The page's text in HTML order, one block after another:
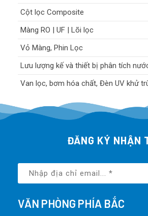
Cột lọc Composite
Màng RO | UF | Lõi lọc
Vỏ Màng, Phin Lọc
Lưu lượng kế và thiết bị phân tích
Van lọc, bơm hóa chất, Đèn UV khử
ĐĂNG KÝ NHẬN
VĂN PHÒNG PHÍA BẮC